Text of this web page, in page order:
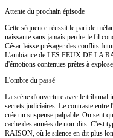
Attente du prochain épisode
Cette séquence réussit le pari de
naissante sans jamais perdre le fil
César laisse présager des conflits
L'ambiance de LES FEUX DE LA
d'émotions contenues prêtes à
L'ombre du passé
La scène d'ouverture avec le tribunal
secrets judiciaires. Le contraste
crée un suspense palpable. On sent
cache des années de non-dits. C'est
RAISON, où le silence en dit plus